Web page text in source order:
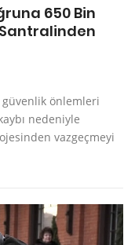
650 Bin
güvenlik önlemleri
nedeniyle
vazgeçmeyi